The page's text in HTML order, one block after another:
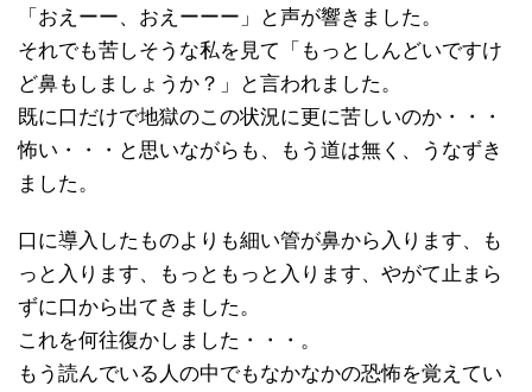
「おえーー、おえーーー」と声が響きました。
それでも苦しそうな私を見て「もっとしんどいですけ
ど鼻もしましょうか？」と言われました。
既に口だけで地獄のこの状況に更に苦しいのか・・・
怖い・・・と思いながらも、もう道は無く、うなずき
ました。
口に導入したものよりも細い管が鼻から入ります、も
っと入ります、もっともっと入ります、やがて止まら
ずに口から出てきました。
これを何往復かしました・・・。
もう読んでいる人の中でもなかなかの恐怖を覚えてい